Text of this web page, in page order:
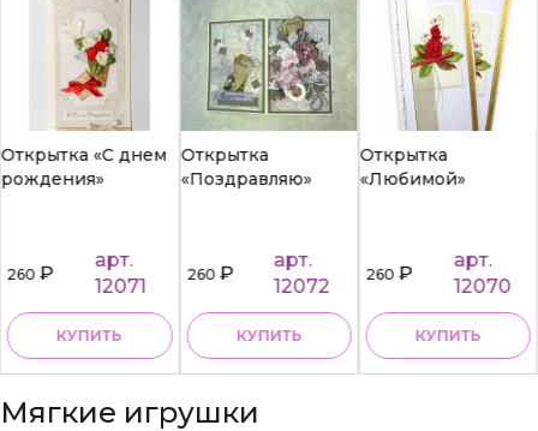
Открытка «С днем
рождения»
260₽
арт.
12071
КУПИТЬ
Открытка
«Поздравляю»
260₽
арт.
12072
КУПИТЬ
Открытка
«Любимой»
260₽
арт.
12070
КУПИТЬ
Мягкие игрушки